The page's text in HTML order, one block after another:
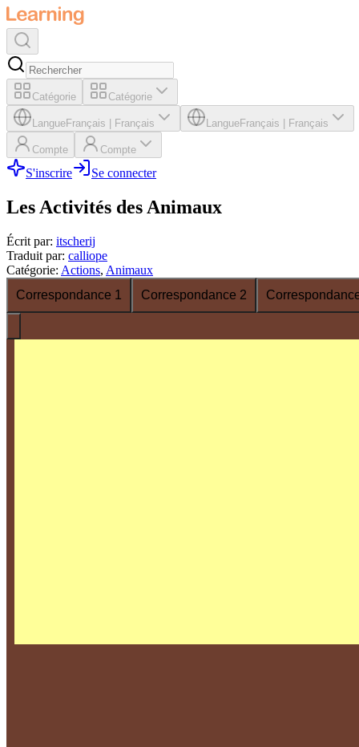
Catégorie Catégorie
LangueFrançais Français LangueFrançais Français
Compte Compte
S'inscrire Se connecter
Les Activités des Animaux
Écrit par: itscherij
Traduit par: calliope
Catégorie: Actions, Animaux
Correspondance 1
Correspondance 2